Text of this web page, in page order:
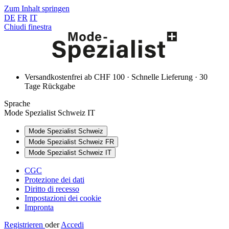
Zum Inhalt springen
DE FR IT
Chiudi finestra
Versandkostenfrei ab CHF 100 · Schnelle Lieferung · 30
Tage Rückgabe
Sprache
Mode Spezialist Schweiz IT
Mode Spezialist Schweiz
Mode Spezialist Schweiz FR
Mode Spezialist Schweiz IT
CGC
Protezione dei dati
Diritto di recesso
Impostazioni dei cookie
Impronta
Registrieren oder Accedi